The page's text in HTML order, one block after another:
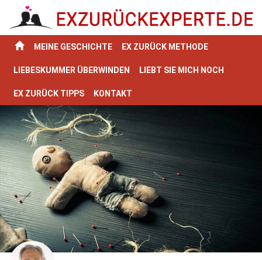
MEINE GESCHICHTE EX ZURÜCK METHODE
LIEBESKUMMER ÜBERWINDEN LIEBT SIE MICH NOCH
EX ZURÜCK TIPPS KONTAKT